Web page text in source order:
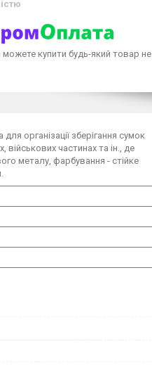
можете купити будь-який товар не
організації зберігання сумок
військових частинах та ін., де
металу, фарбування - стійке